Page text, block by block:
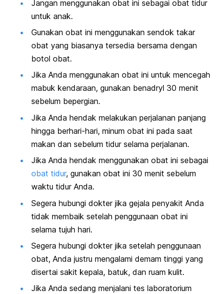
Jangan menggunakan obat ini sebagai obat tidur
untuk anak.
Gunakan obat ini menggunakan sendok takar
obat yang biasanya tersedia bersama dengan
botol obat.
Jika Anda menggunakan obat ini untuk mencegah
mabuk kendaraan, gunakan benadryl 30 menit
sebelum bepergian.
Jika Anda hendak melakukan perjalanan panjang
hingga berhari-hari, minum obat ini pada saat
makan dan sebelum tidur selama perjalanan.
Jika Anda hendak menggunakan obat ini sebagai
obat tidur, gunakan obat ini 30 menit sebelum
waktu tidur Anda.
Segera hubungi dokter jika gejala penyakit Anda
tidak membaik setelah penggunaan obat ini
selama tujuh hari.
Segera hubungi dokter jika setelah penggunaan
obat, Anda justru mengalami demam tinggi yang
disertai sakit kepala, batuk, dan ruam kulit.
Jika Anda sedang menjalani tes laboratorium